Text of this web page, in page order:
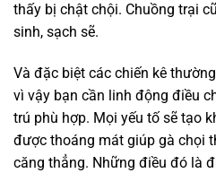
thấy bị chật chội. Chuồng trại
sinh, sạch sẽ.
Và đặc biệt các chiến kê
vì vậy bạn cần linh động điều
trú phù hợp. Mọi yếu tố sẽ tạo
được thoáng mát giúp gà chọi
căng thẳng. Những điều đó là